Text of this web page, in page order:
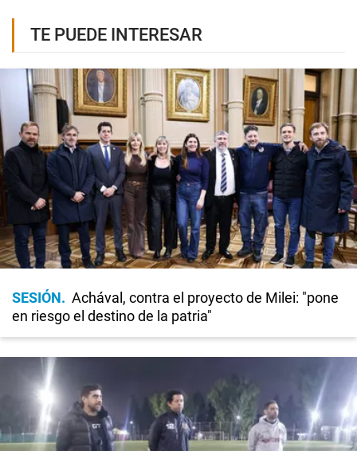
TE PUEDE INTERESAR
SESIÓN
Achával, contra el proyecto de Milei: "pone
en riesgo el destino de la patria"